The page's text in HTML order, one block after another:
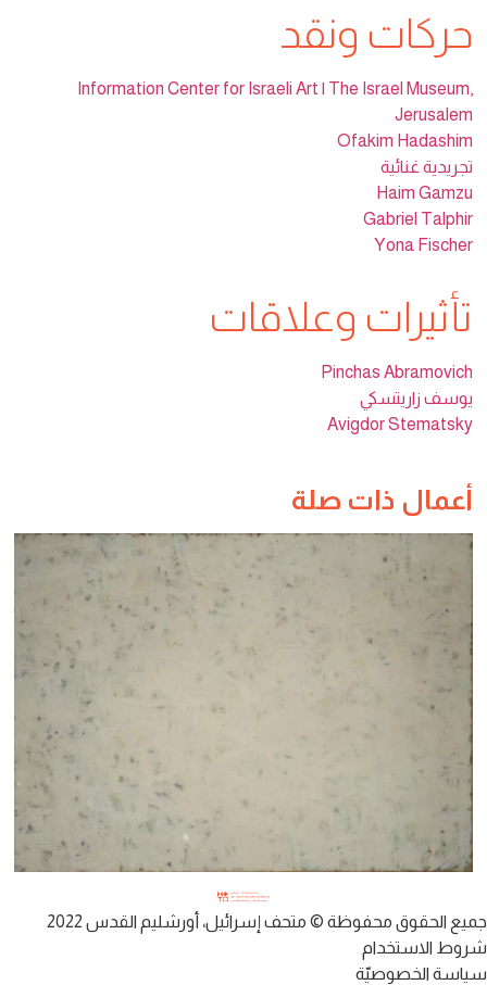
حركات ونقد
Information Center for Israeli Art | The Israel Museum,
Jerusalem
Ofakim Hadashim
تجريدية غنائية
Haim Gamzu
Gabriel Talphir
Yona Fischer
تأثيرات وعلاقات
Pinchas Abramovich
يوسف زاريتسكي
Avigdor Stematsky
أعمال ذات صلة
الحقوق محفوظة © متحف إسرائيل، أورشليم القدس 2022
الاستخدام
الخصوصيّة